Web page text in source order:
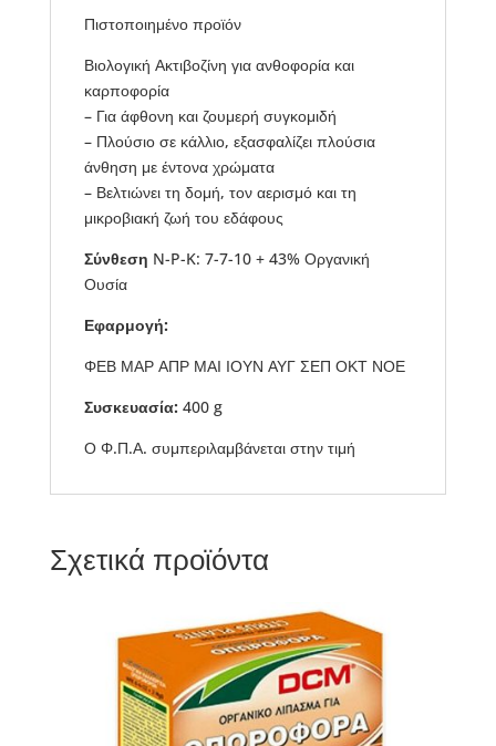
Πιστοποιημένο προϊόν
Βιολογική Ακτιβοζίνη για ανθοφορία και
καρποφορία
– Για άφθονη και ζουμερή συγκομιδή
– Πλούσιο σε κάλλιο, εξασφαλίζει πλούσια
άνθηση με έντονα χρώματα
– Βελτιώνει τη δομή, τον αερισμό και τη
μικροβιακή ζωή του εδάφους
Σύνθεση N-P-K: 7-7-10 + 43% Οργανική
Ουσία
Εφαρμογή:
ΦΕΒ ΜΑΡ ΑΠΡ ΜΑΙ ΙΟΥΝ ΑΥΓ ΣΕΠ ΟΚΤ ΝΟΕ
Συσκευασία: 400 g
Ο Φ.Π.Α. συμπεριλαμβάνεται στην τιμή
Σχετικά προϊόντα